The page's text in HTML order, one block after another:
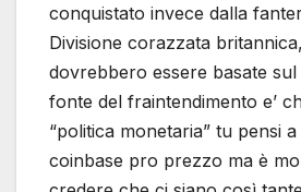
conquistato invece dalla
Divisione corazzata
dovrebbero essere basate
fonte del fraintendimento e’
“politica monetaria” tu pensi
coinbase pro prezzo ma è